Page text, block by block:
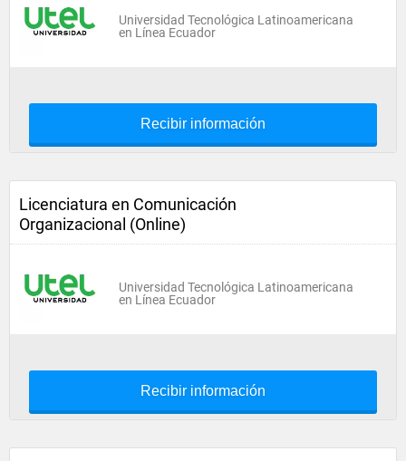
Universidad Tecnológica Latinoamericana
en Línea Ecuador
Recibir información
Licenciatura en Comunicación
Organizacional (Online)
Universidad Tecnológica Latinoamericana
en Línea Ecuador
Recibir información